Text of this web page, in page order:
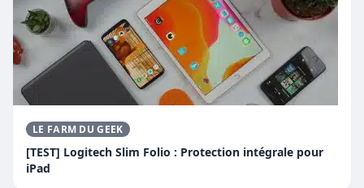
LE FARM DU GEEK
[TEST] Logitech Slim Folio : Protection intégrale pour
iPad